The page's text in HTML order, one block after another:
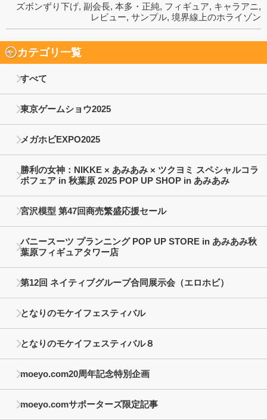
ズボンずり下げ, 副会長, 本多・正純, フィギュア, キャラアニ,
レビュー, サンプル, 境界線上のホライゾン
カテゴリ一覧
すべて
東京ゲームショウ2025
メガホビEXPO2025
勝利の女神：NIKKE × あみあみ × ツクヨミ スペシャルコラ
ボフェア in 秋葉原 2025 POP UP SHOP in あみあみ
宮沢模型 第47回商売繁盛応援セール
バニースーツ プランニング POP UP STORE in あみあみ秋
葉原フィギュアタワー店
第12回 ネイティブグループ合同展示会（エロホビ）
となりのモケイフェスティバル
となりのモケイフェスティバル８
moeyo.com20周年記念特別企画
moeyo.comサポーターズ限定記事